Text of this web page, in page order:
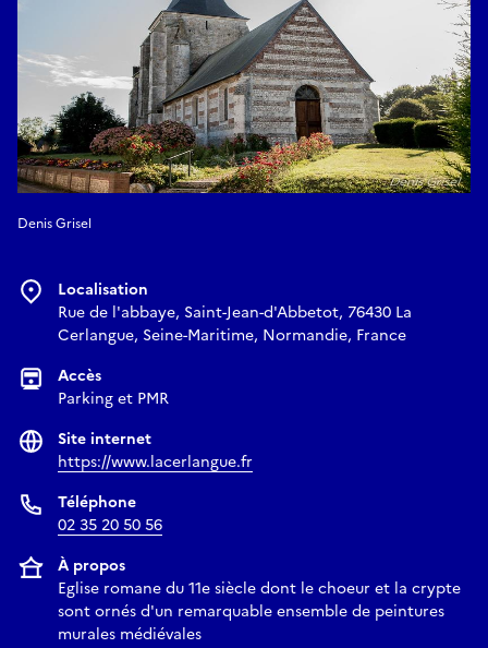
Denis Grisel
Localisation
Rue de l'abbaye, Saint-Jean-d'Abbetot, 76430 La
Cerlangue, Seine-Maritime, Normandie, France
Accès
Parking et PMR
Site internet
https://www.lacerlangue.fr
Téléphone
02 35 20 50 56
À propos
Eglise romane du 11e siècle dont le choeur et la crypte
sont ornés d'un remarquable ensemble de peintures
murales médiévales